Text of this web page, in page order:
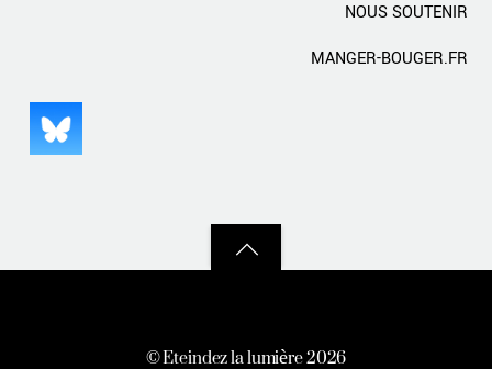
NOUS SOUTENIR
MANGER-BOUGER.FR
Back
©Eteindez la lumière2026